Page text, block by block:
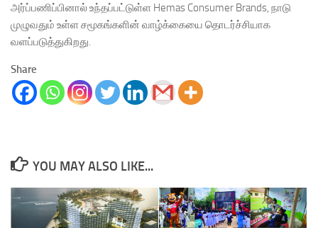
அர்ப்பணிப்பினால் உந்தப்பட்டுள்ள Hemas Consumer Brands, நாடு
முழுவதும் உள்ள சமூகங்களின் வாழ்க்கையை தொடர்ச்சியாக
வளப்படுத்துகிறது.
Share
YOU MAY ALSO LIKE...